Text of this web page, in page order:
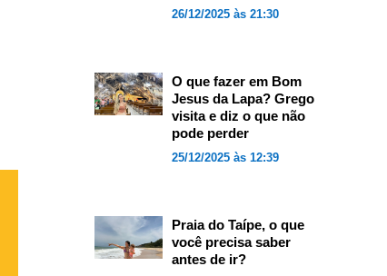
26/12/2025 às 21:30
O que fazer em Bom
Jesus da Lapa? Grego
visita e diz o que não
pode perder
25/12/2025 às 12:39
Praia do Taípe, o que
você precisa saber
antes de ir?